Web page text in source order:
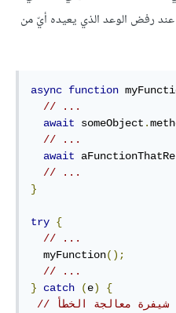
عند رفض الوعد الذي يعيده أيّ من
async function
// ...
await someObject .
// ...
await
// ...
}
try {
// ...
  myFunction
();
// ...
}
catch (e)
{
// شيفرة معالجة الخطأ